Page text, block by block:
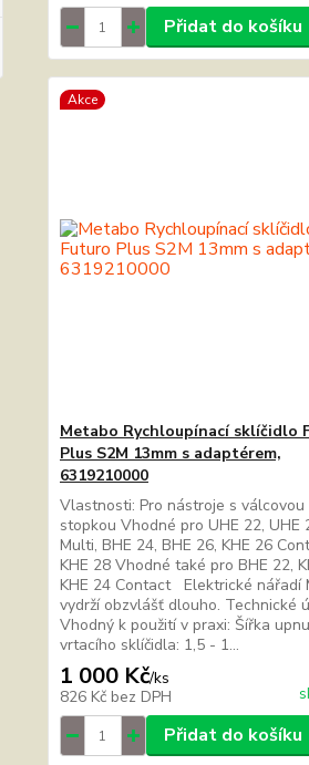
Přidat do košíku
Akce
Metabo Rychloupínací sklíčidlo
Plus S2M 13mm s adaptérem,
6319210000
Vlastnosti: Pro nástroje s válcovou
stopkou Vhodné pro UHE 22, UHE
Multi, BHE 24, BHE 26, KHE 26
KHE 28 Vhodné také pro BHE 22,
KHE 24 Contact Elektrické nářadí
vydrží obzvlášť dlouho. Technické
Vhodný k použití v praxi: Šířka
vrtacího sklíčidla: 1,5 - 1...
1 000 Kč/ks
826 Kč bez DPH
Přidat do košíku